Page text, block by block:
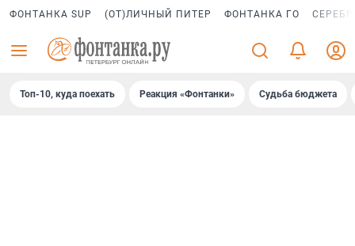
ФОНТАНКА SUP (ОТ)ЛИЧНЫЙ ПИТЕР ФОНТАНКА ГО
Топ-10, куда поехать Реакция «Фонтанки» Судьба бюджета